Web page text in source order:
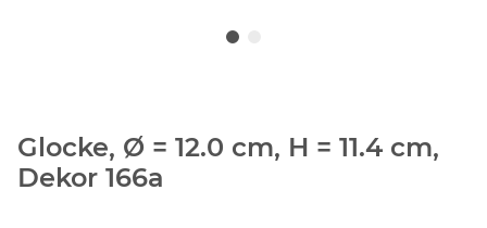
Glocke, Ø = 12.0 cm, H = 11.4 cm,
Dekor 166a